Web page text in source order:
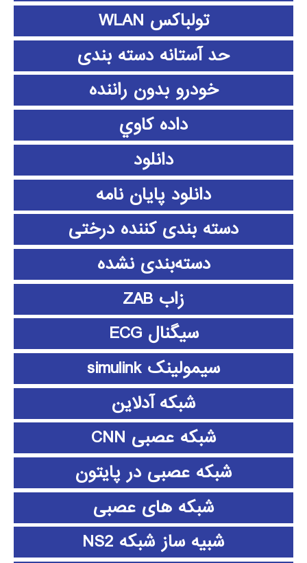
تولباکس WLAN
حد آستانه دسته بندی
خودرو بدون راننده
داده كاوي
دانلود
دانلود پايان نامه
دسته بندی کننده درختی
دسته‌بندی نشده
زاب ZAB
سیگنال ECG
سیمولینک simulink
شبکه آدلاین
شبکه عصبی CNN
شبکه عصبی در پایتون
شبکه های عصبی
شبیه ساز شبکه NS2